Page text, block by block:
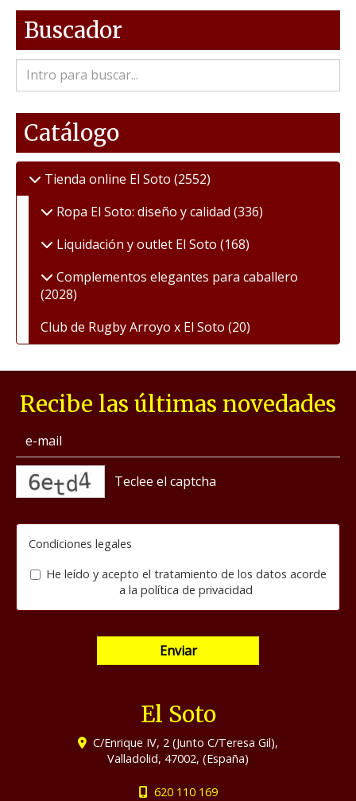
Buscador
Catálogo
Tienda online El Soto (2552)
Ropa El Soto: diseño y calidad (336)
Liquidación y outlet El Soto (168)
Complementos elegantes para caballero
(2028)
Club de Rugby Arroyo x El Soto (20)
Recibe las últimas novedades
Condiciones legales
He leído y acepto el tratamiento de los datos acorde
a la política de privacidad
Enviar
El Soto
C/Enrique IV, 2 (Junto C/Teresa Gil),
Valladolid, 47002, (España)
620 110 169